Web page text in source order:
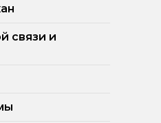
связи и